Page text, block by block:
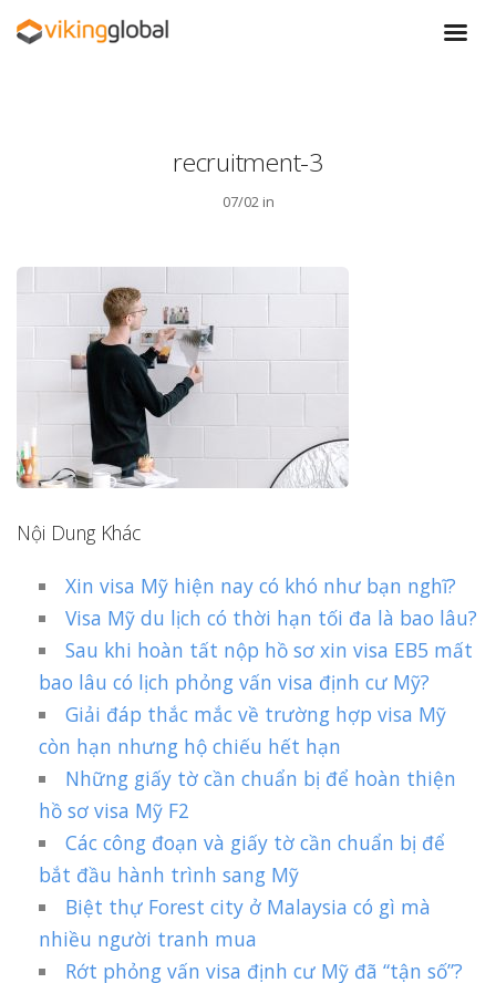
recruitment-3
07/02 in
Nội Dung Khác
Xin visa Mỹ hiện nay có khó như bạn nghĩ?
Visa Mỹ du lịch có thời hạn tối đa là bao lâu?
Sau khi hoàn tất nộp hồ sơ xin visa EB5 mất
bao lâu có lịch phỏng vấn visa định cư Mỹ?
Giải đáp thắc mắc về trường hợp visa Mỹ
còn hạn nhưng hộ chiếu hết hạn
Những giấy tờ cần chuẩn bị để hoàn thiện
hồ sơ visa Mỹ F2
Các công đoạn và giấy tờ cần chuẩn bị để
bắt đầu hành trình sang Mỹ
Biệt thự Forest city ở Malaysia có gì mà
nhiều người tranh mua
Rớt phỏng vấn visa định cư Mỹ đã “tận số”?